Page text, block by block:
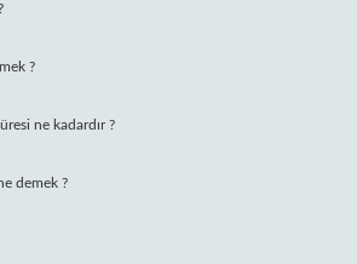
?
ne kadardır ?
demek ?